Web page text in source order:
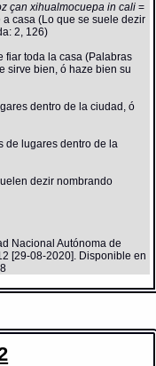
çan xihualmocuepa in cali=
casa (Lo que se suele dezir
2, 126)
fiar toda la casa (Palabras
sirve bien, ó haze bien su
dentro de la ciudad, ó
de lugares dentro de la
dezir nombrando
Nacional Autónoma de
[29-08-2020]. Disponible en